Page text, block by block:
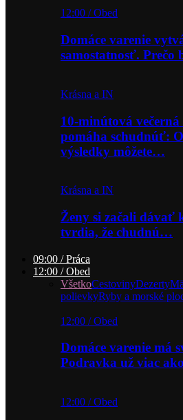
12:00 / Obed
Domáce varenie
samostatnosť.
Krásna a IN
10-minútová
pomáha schudnúť:
výsledky môžete…
Krásna a IN
Ženy si začali dávať
tvrdia, že chudnú…
09:00 / Práca
12:00 / Obed
VšetkoCestovinyDezerty
polievkyRyby a morské
12:00 / Obed
Domáce varenie má
Podravka už viac
12:00 / Obed